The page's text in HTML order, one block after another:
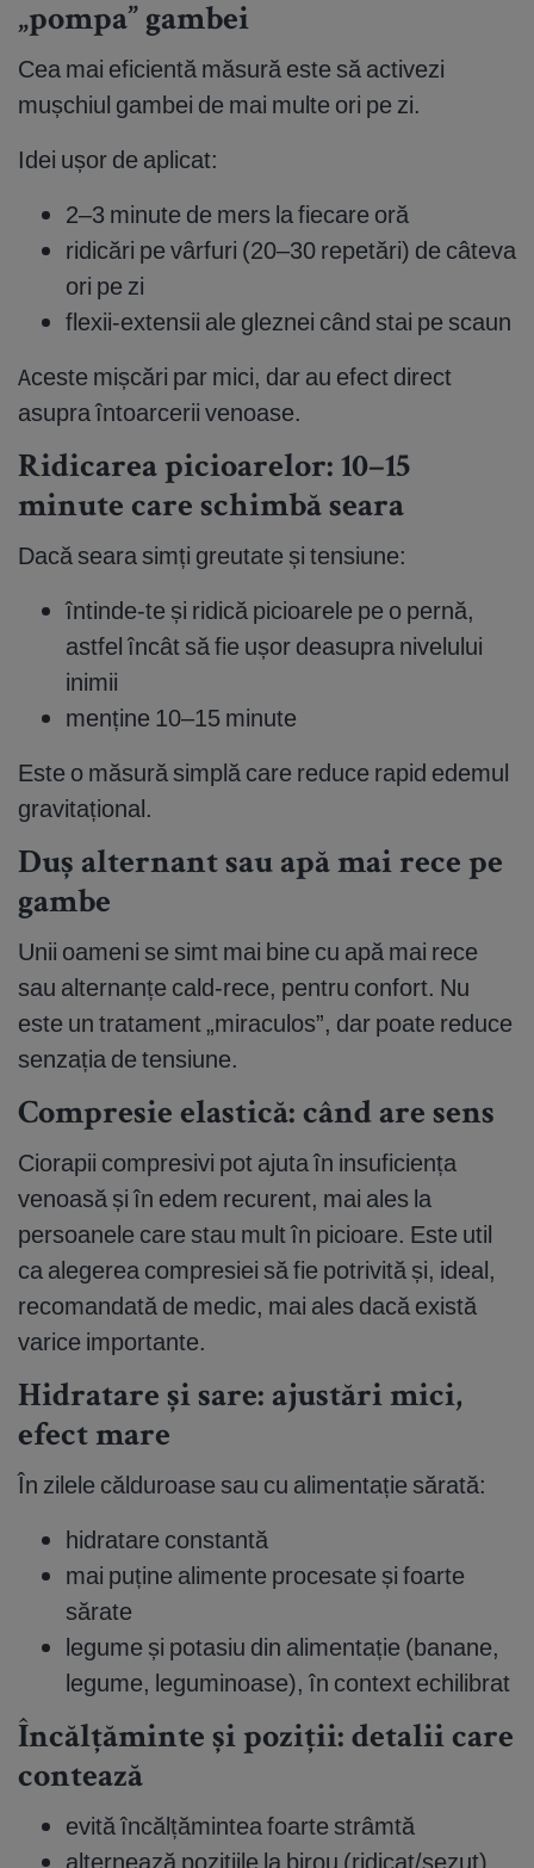
„pompa” gambei
Cea mai eficientă măsură este să activezi
mușchiul gambei de mai multe ori pe zi.
Idei ușor de aplicat:
2–3 minute de mers la fiecare oră
ridicări pe vârfuri (20–30 repetări) de câteva
ori pe zi
flexii-extensii ale gleznei când stai pe scaun
Aceste mișcări par mici, dar au efect direct
asupra întoarcerii venoase.
Ridicarea picioarelor: 10–15
minute care schimbă seara
Dacă seara simți greutate și tensiune:
întinde-te și ridică picioarele pe o pernă,
astfel încât să fie ușor deasupra nivelului
inimii
menține 10–15 minute
Este o măsură simplă care reduce rapid edemul
gravitațional.
Duș alternant sau apă mai rece pe
gambe
Unii oameni se simt mai bine cu apă mai rece
sau alternanțe cald-rece, pentru confort. Nu
este un tratament „miraculos”, dar poate reduce
senzația de tensiune.
Compresie elastică: când are sens
Ciorapii compresivi pot ajuta în insuficiența
venoasă și în edem recurent, mai ales la
persoanele care stau mult în picioare. Este util
ca alegerea compresiei să fie potrivită și, ideal,
recomandată de medic, mai ales dacă există
varice importante.
Hidratare și sare: ajustări mici,
efect mare
În zilele călduroase sau cu alimentație sărată:
hidratare constantă
mai puține alimente procesate și foarte
sărate
legume și potasiu din alimentație (banane,
legume, leguminoase), în context echilibrat
Încălțăminte și poziții: detalii care
contează
evită încălțămintea foarte strâmtă
alternează pozițiile la birou (ridicat/șezut)